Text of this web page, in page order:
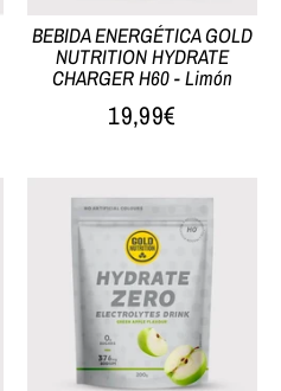
BEBIDA ENERGÉTICA GOLD
NUTRITION HYDRATE
CHARGER H60 - Limón
19,99€